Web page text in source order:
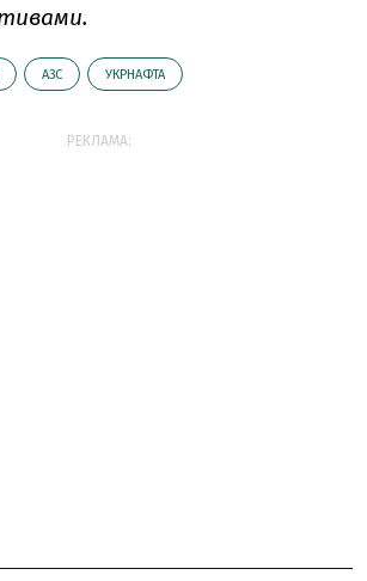
АЗС УКРНАФТА
РЕКЛАМА: